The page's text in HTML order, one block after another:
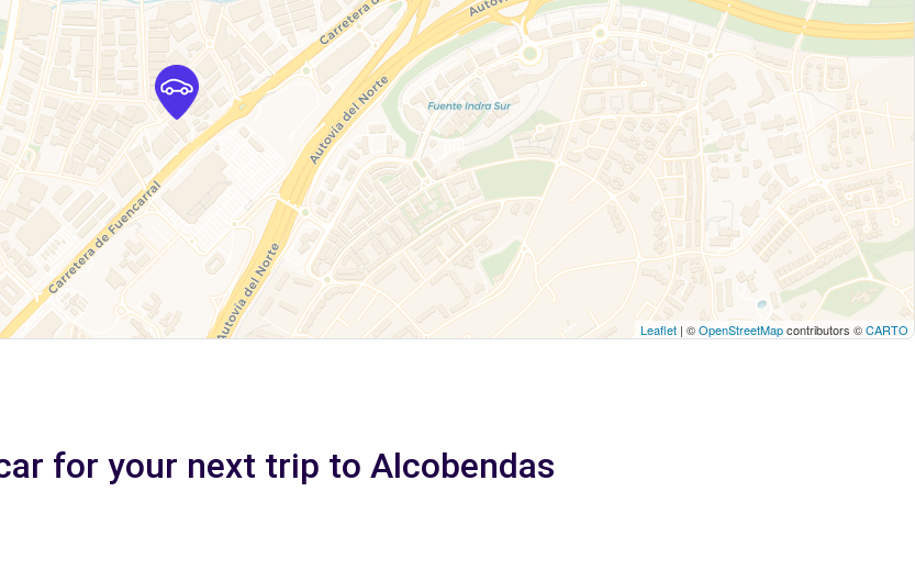
Leaflet | ©OpenStreetMapcontributors ©CARTO
for your next trip to Alcobendas